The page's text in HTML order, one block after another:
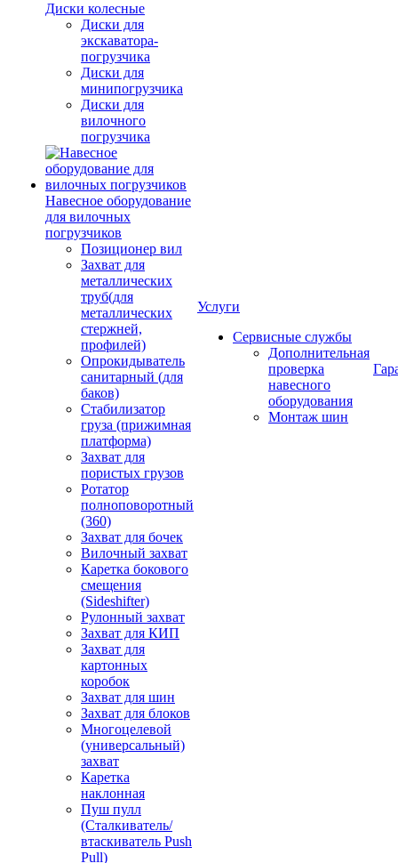
Диски колесные
Диски для
экскаватора-
погрузчика
Диски для
минипогрузчика
Диски для
вилочного
погрузчика
Навесное оборудование
для вилочных
погрузчиков
Позиционер вил
Захват для
металлических
труб(для
металлических
стержней,
профилей)
Опрокидыватель
санитарный (для
баков)
Стабилизатор
груза (прижимная
платформа)
Захват для
пористых грузов
Ротатор
полноповоротный
(360)
Захват для бочек
Вилочный захват
Каретка бокового
смещения
(Sideshifter)
Рулонный захват
Захват для КИП
Захват для
картонных
коробок
Захват для шин
Захват для блоков
Многоцелевой
(универсальный)
захват
Каретка
наклонная
Пуш пулл
(Сталкиватель/
втаскиватель Push
Pull)
Услуги
Сервисные службы
Дополнительная
проверка
навесного
оборудования
Монтаж шин